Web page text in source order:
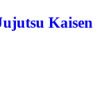
Kaisen